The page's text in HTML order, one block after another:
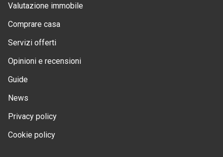
Valutazione immobile
Comprare casa
Servizi offerti
Opinioni e recensioni
Guide
News
Privacy policy
Cookie policy